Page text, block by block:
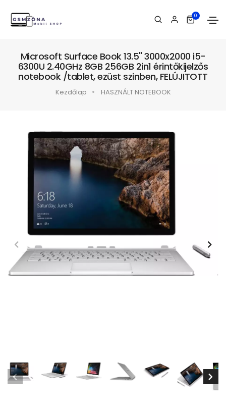
0
Microsoft Surface Book 13.5" 3000x2000 i5-
6300U 2.40GHz 8GB 256GB 2in1 érintőkijelzős
notebook /tablet, ezüst szinben, FELÚJITOTT
Kezdőlap HASZNÁLT NOTEBOOK